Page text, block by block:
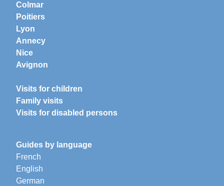
Colmar
Poitiers
Lyon
Annecy
Nice
Avignon
Visits for children
Family visits
Visits for disabled persons
Guides by language
French
English
German